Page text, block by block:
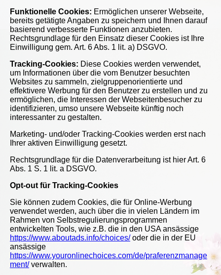
Funktionelle Cookies: Ermöglichen unserer Webseite,
bereits getätigte Angaben zu speichern und Ihnen darauf
basierend verbesserte Funktionen anzubieten.
Rechtsgrundlage für den Einsatz dieser Cookies ist Ihre
Einwilligung gem. Art. 6 Abs. 1 lit. a) DSGVO.
Tracking-Cookies: Diese Cookies werden verwendet,
um Informationen über die vom Benutzer besuchten
Websites zu sammeln, zielgruppenorientierte und
effektivere Werbung für den Benutzer zu erstellen und zu
ermöglichen, die Interessen der Webseitenbesucher zu
identifizieren, umso unsere Webseite künftig noch
interessanter zu gestalten.
Marketing- und/oder Tracking-Cookies werden erst nach
Ihrer aktiven Einwilligung gesetzt.
Rechtsgrundlage für die Datenverarbeitung ist hier Art. 6
Abs. 1 S. 1 lit. a DSGVO.
Opt-out für Tracking-Cookies
Sie können zudem Cookies, die für Online-Werbung
verwendet werden, auch über die in vielen Ländern im
Rahmen von Selbstregulierungsprogrammen
entwickelten Tools, wie z.B. die in den USA ansässige
https://www.aboutads.info/choices/oder die in der EU
ansässige
https://www.youronlinechoices.com/de/praferenzmanage
ment/verwalten.